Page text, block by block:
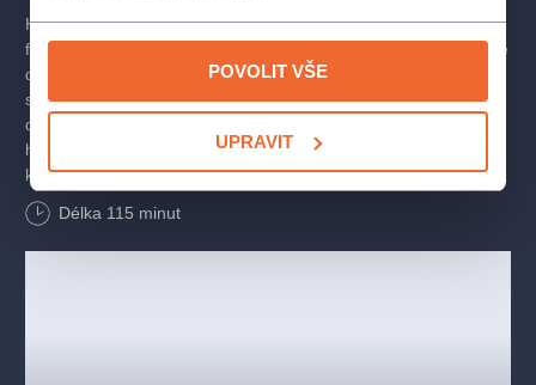
POVOLIT VŠE
UPRAVIT
Hlavní postava, aniž by na scéně vyřkla jediné slovo, vypráví
fantaskní historky, kterým lze stěží uvěřit, a přesto jsou pravdivé
do posledního slova. V nekonečném vyprávění tančí tango
s rozzuřeným býkem, zachraňuje létajícího rejnoka před
dotěrnými rybáři a za odměnu se s ním vznáší v rozlehlých
hlubinách. Nejvěrnějšími přáteli jsou nadšenému vypravěči
krkavci, se kterými často rozmlouvá. Ovšem, stále se nachází
ve státě, kde je pod důsledným trestem zakázáno říci cokoliv,
co není faktické a ověřitelné…
Délka 115 minut